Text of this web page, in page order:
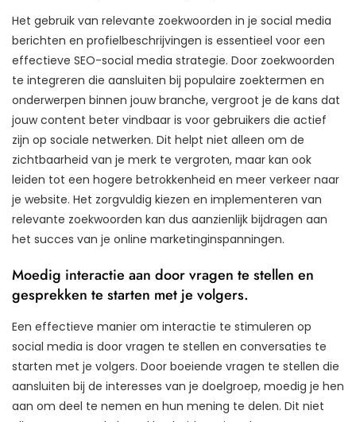
Het gebruik van relevante zoekwoorden in je social media
berichten en profielbeschrijvingen is essentieel voor een
effectieve SEO-social media strategie. Door zoekwoorden
te integreren die aansluiten bij populaire zoektermen en
onderwerpen binnen jouw branche, vergroot je de kans dat
jouw content beter vindbaar is voor gebruikers die actief
zijn op sociale netwerken. Dit helpt niet alleen om de
zichtbaarheid van je merk te vergroten, maar kan ook
leiden tot een hogere betrokkenheid en meer verkeer naar
je website. Het zorgvuldig kiezen en implementeren van
relevante zoekwoorden kan dus aanzienlijk bijdragen aan
het succes van je online marketinginspanningen.
Moedig interactie aan door vragen te stellen en
gesprekken te starten met je volgers.
Een effectieve manier om interactie te stimuleren op
social media is door vragen te stellen en conversaties te
starten met je volgers. Door boeiende vragen te stellen die
aansluiten bij de interesses van je doelgroep, moedig je hen
aan om deel te nemen en hun mening te delen. Dit niet